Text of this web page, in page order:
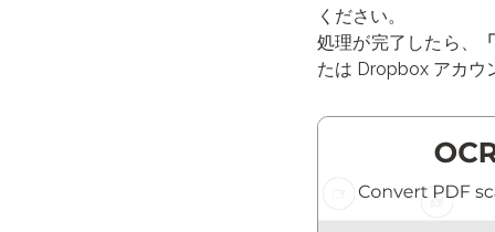
ください。
処理が完了したら、
たは Dropbox アカウ